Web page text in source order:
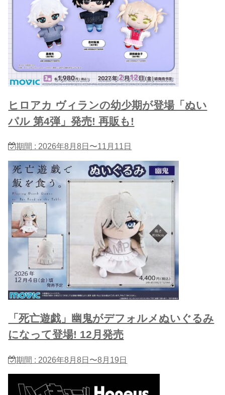
ヒロアカ ヴィランの幼少期が登場「ぬい
パル 第4弾」発売! 再販も!
期間 : 2026年8月8日〜11月11日
「死亡遊戯」幽鬼がデフォルメぬいぐるみ
になって登場! 12月発売
期間 : 2026年8月8日〜8月19日